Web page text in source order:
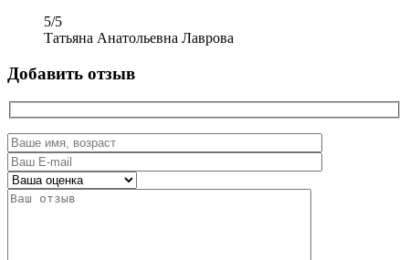
5/5
Татьяна Анатольевна Лаврова
Добавить отзыв